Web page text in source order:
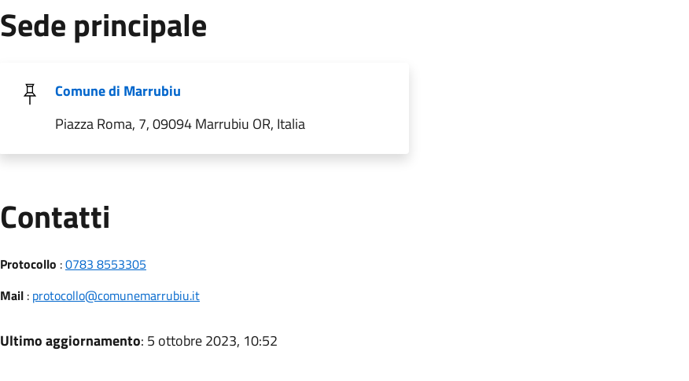
Sede principale
Comune di Marrubiu
Piazza Roma, 7, 09094 Marrubiu OR, Italia
Contatti
Protocollo :0783 8553305
Mail: protocollo@comunemarrubiu.it
Ultimo aggiornamento: 5 ottobre 2023, 10:52